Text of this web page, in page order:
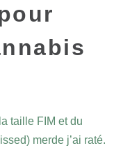
taille FIM et du
merde j’ai raté.